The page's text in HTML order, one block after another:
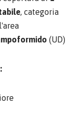
, categoria
(UD)